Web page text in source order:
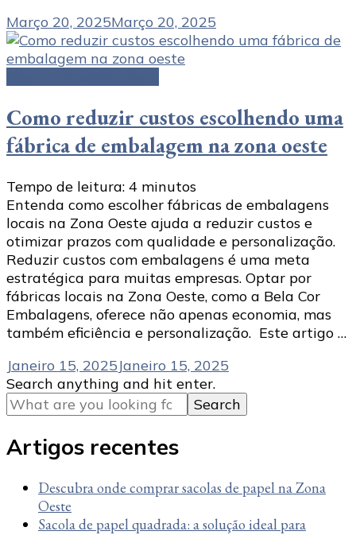
Março 20, 2025Março 20, 2025
Como reduzir custos escolhendo uma
fábrica de embalagem na zona oeste
Tempo de leitura: 4 minutos
Entenda como escolher fábricas de embalagens
locais na Zona Oeste ajuda a reduzir custos e
otimizar prazos com qualidade e personalização.
Reduzir custos com embalagens é uma meta
estratégica para muitas empresas. Optar por
fábricas locais na Zona Oeste, como a Bela Cor
Embalagens, oferece não apenas economia, mas
também eficiência e personalização. Este artigo …
Janeiro 15, 2025Janeiro 15, 2025
Looking
for
Something?
Search anything and hit enter.
Artigos recentes
Descubra onde comprar sacolas de papel na Zona
Oeste
Sacola de papel quadrada: a solução ideal para